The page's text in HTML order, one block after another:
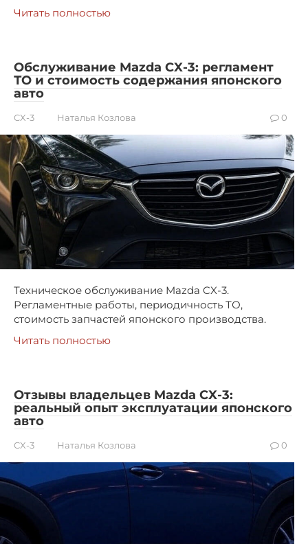
Читать полностью
Обслуживание Mazda CX-3: регламент
ТО и стоимость содержания японского
авто
CX-3 Наталья Козлова 0
Техническое обслуживание Mazda CX-3.
Регламентные работы, периодичность ТО,
стоимость запчастей японского производства.
Читать полностью
Отзывы владельцев Mazda CX-3:
реальный опыт эксплуатации японского
авто
CX-3 Наталья Козлова 0